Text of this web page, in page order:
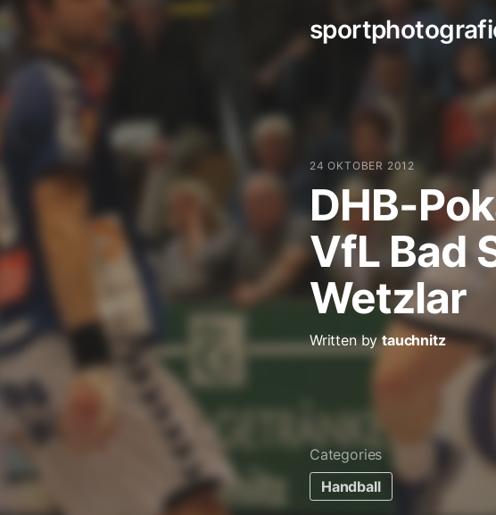
Zum
24 OKTOBER 2012
DHB-
VfL Bad
Wetzlar
Written bytauchnitz
Categories
Handball